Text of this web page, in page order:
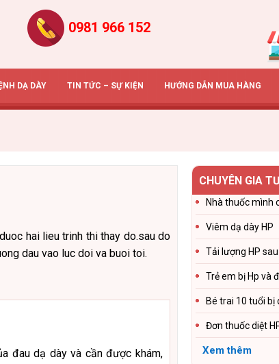
0981 966 152
DẠ DÀY TIN TỨC – SỰ KIỆN HƯỚNG DẪN MUA HÀNG
hai lieu trinh thi thay do.sau do
dau vao luc doi va buoi toi.
đau dạ dày và cần được khám,
CHUYÊN GIA
Nhà thuốc mình
Viêm dạ dày HP
Tải lượng HP
Trẻ em bị Hp và
Bé trai 10 tuổi bị
Đơn thuốc diệt
Xem thêm